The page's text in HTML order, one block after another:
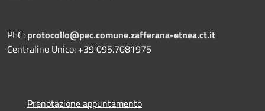
PEC: protocollo@pec.comune.zafferana-etnea.ct.it
Centralino Unico: +39 095.7081975
Prenotazione appuntamento